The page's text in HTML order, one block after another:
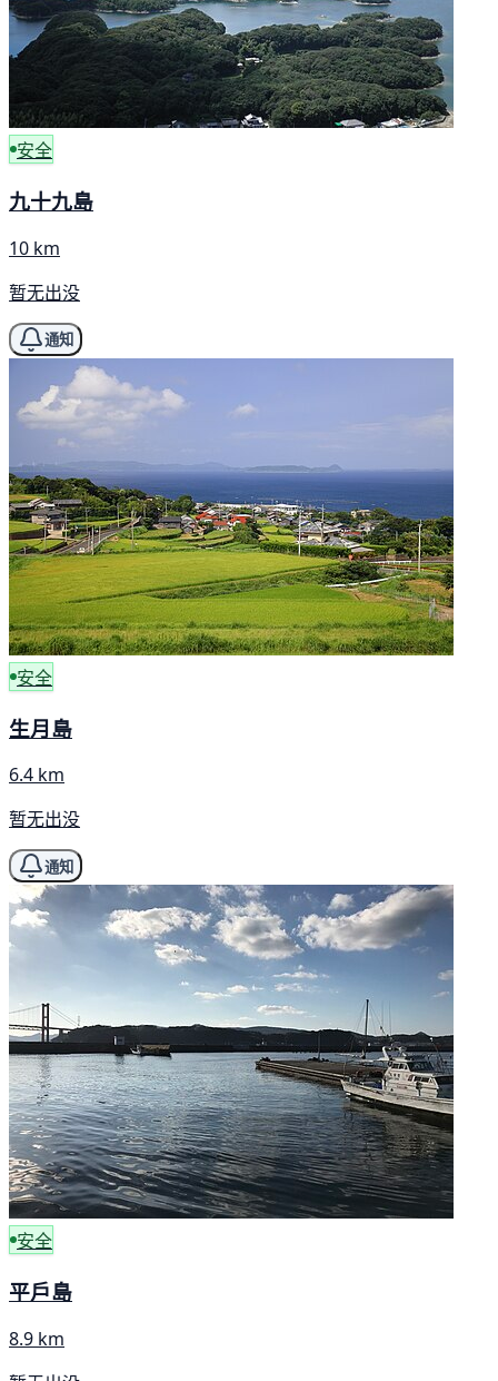
安全
九十九島
10 km
暂无出没
通知
安全
生月島
6.4 km
暂无出没
通知
安全
平戶島
8.9 km